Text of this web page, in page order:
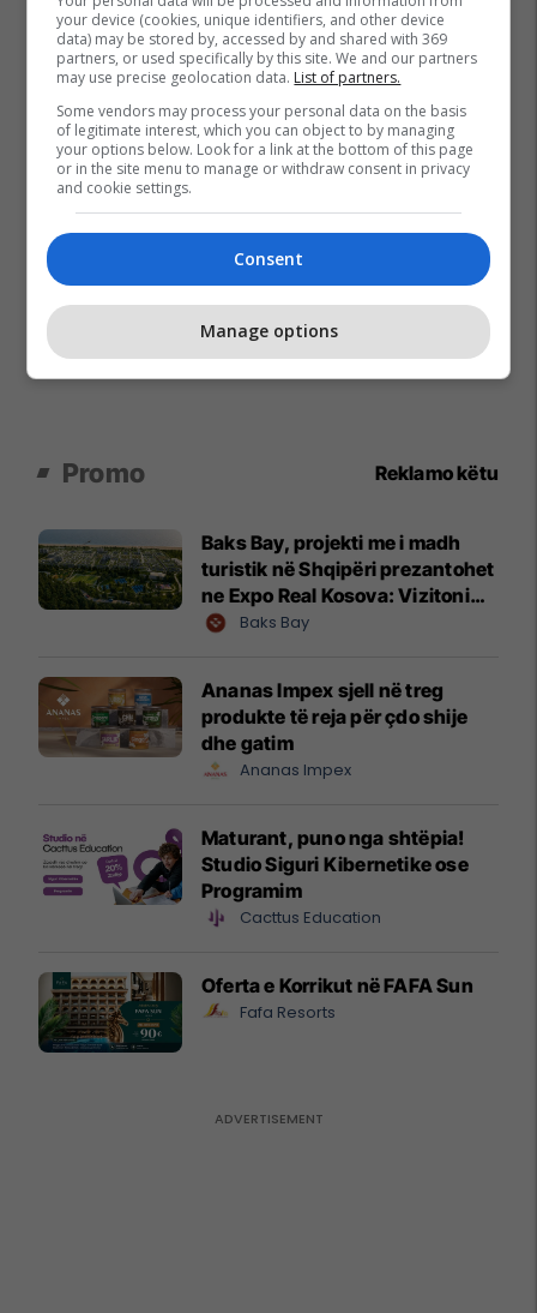
Promo Reklamo këtu
Baks Bay, projekti me i madh
turistik në Shqipëri prezantohet
ne Expo Real Kosova: Vizitoni
shtandin dhe zbuloni
Baks Bay
Ananas Impex sjell në treg
produkte të reja për çdo shije
dhe gatim
Ananas Impex
Maturant, puno nga shtëpia!
Studio Siguri Kibernetike ose
Programim
Cacttus Education
Oferta e Korrikut në FAFA Sun
Fafa Resorts
your device (cookies, unique identifiers, and other device
data) may be stored by, accessed by and shared with 369
partners, or used specifically by this site. We and our partners
may use precise geolocation data. List of partners.
Some vendors may process your personal data on the basis
of legitimate interest, which you can object to by managing
your options below. Look for a link at the bottom of this page
or in the site menu to manage or withdraw consent in privacy
and cookie settings.
Consent
Manage options